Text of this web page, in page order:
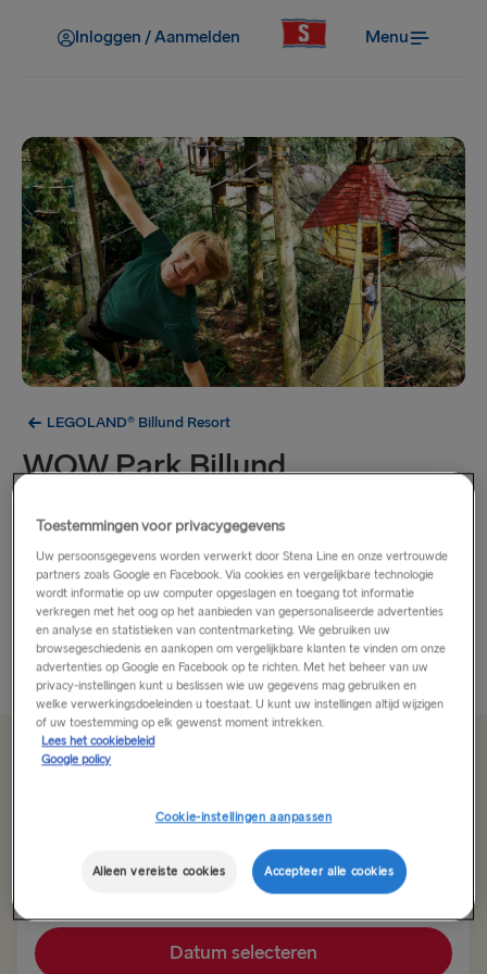
Inloggen / Aanmelden Menu
LEGOLAND® Billund Resort
WOW Park Billund
Op zoek naar avontuur in de buitenlucht? In WOW
Park zweef je eerst hoog boven de boomtoppen en
verken je vervolgens een ondergrondse wereld. Het is
slechts een van de vijf attracties die een bezoek aan
het LEGOLAND® Billund Resort...
Meer weergeven
Bespaar tot 20%
Hoek van Holland → Harwich
NAAR/VAN VK & IERLAND
Datum selecteren
Toestemmingen voor privacygegevens
Uw persoonsgegevens worden verwerkt door Stena Line en onze vertrouwde
partners zoals Google en Facebook. Via cookies en vergelijkbare technologie
wordt informatie op uw computer opgeslagen en toegang tot informatie
verkregen met het oog op het aanbieden van gepersonaliseerde advertenties
en analyse en statistieken van contentmarketing. We gebruiken uw
browsegeschiedenis en aankopen om vergelijkbare klanten te vinden om onze
advertenties op Google en Facebook op te richten. Met het beheer van uw
privacy-instellingen kunt u beslissen wie uw gegevens mag gebruiken en
welke verwerkingsdoeleinden u toestaat. U kunt uw instellingen altijd wijzigen
of uw toestemming op elk gewenst moment intrekken.
Lees het cookiebeleid
Google policy
Cookie-instellingen aanpassen
Alleen vereiste cookies Accepteer alle cookies